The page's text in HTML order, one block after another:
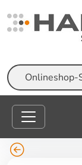
Suche